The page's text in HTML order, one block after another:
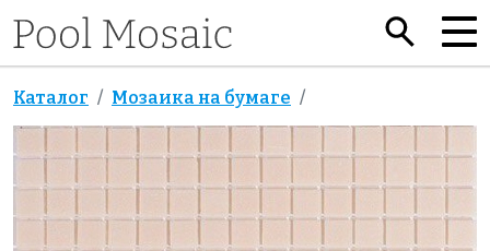
Каталог Мозаика на бумаге